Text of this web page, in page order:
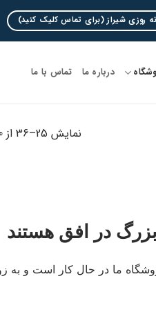
روزی شیراز (برای تماس کلیک کنید)
درباره ما تماس با ما
نمایش 25–36 از 150 نتیجه
در افق هستند
ما در حال کار است و به